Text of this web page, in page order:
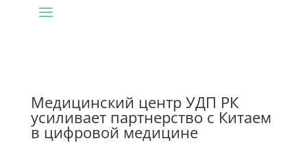
Медицинский центр УДП РК
усиливает партнерство с Китаем
в цифровой медицине